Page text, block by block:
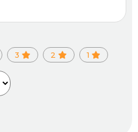
hành cùng chiếc xe, sản
hoàn hảo ban đầu,
tượng xẹp lún, cong vênh
bước của gót giày.
3 2 1